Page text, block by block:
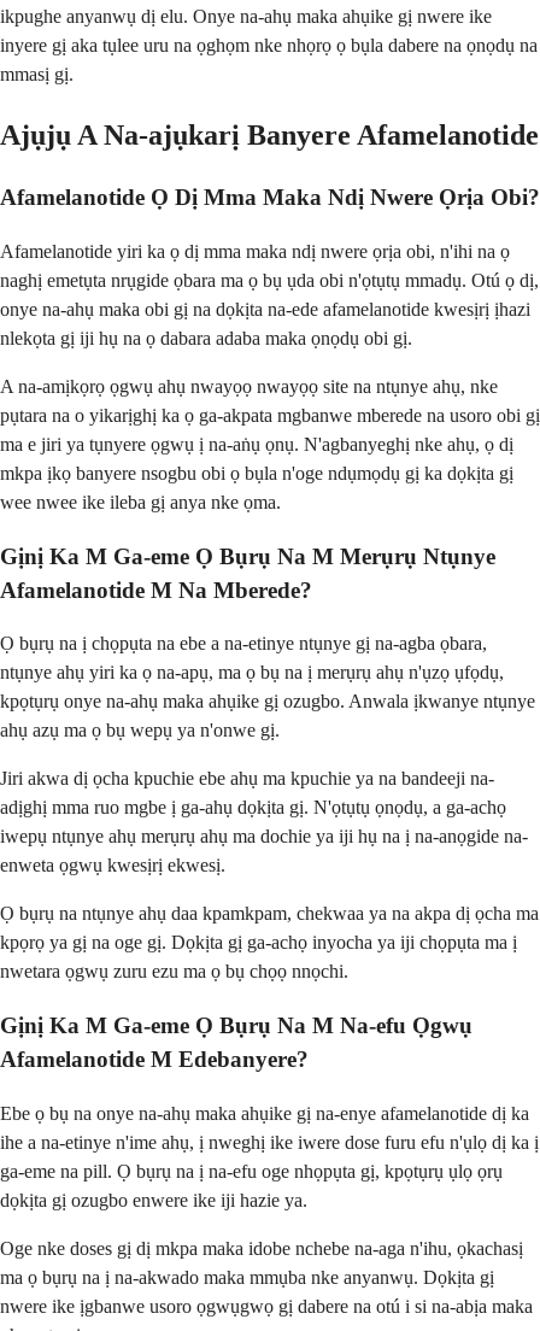
ikpughe anyanwụ dị elu. Onye na-ahụ maka ahụike gị nwere ike
inyere gị aka tụlee uru na ọghọm nke nhọrọ ọ bụla dabere na ọnọdụ na
mmasị gị.
Ajụjụ A Na-ajụkarị Banyere Afamelanotide
Afamelanotide Ọ Dị Mma Maka Ndị Nwere Ọrịa Obi?
Afamelanotide yiri ka ọ dị mma maka ndị nwere ọrịa obi, n'ihi na ọ
naghị emetụta nrụgide ọbara ma ọ bụ ụda obi n'ọtụtụ mmadụ. Otú ọ dị,
onye na-ahụ maka obi gị na dọkịta na-ede afamelanotide kwesịrị ịhazi
nlekọta gị iji hụ na ọ dabara adaba maka ọnọdụ obi gị.
A na-amịkọrọ ọgwụ ahụ nwayọọ nwayọọ site na ntụnye ahụ, nke
pụtara na o yikarịghị ka ọ ga-akpata mgbanwe mberede na usoro obi gị
ma e jiri ya tụnyere ọgwụ ị na-aṅụ ọnụ. N'agbanyeghị nke ahụ, ọ dị
mkpa ịkọ banyere nsogbu obi ọ bụla n'oge ndụmọdụ gị ka dọkịta gị
wee nwee ike ileba gị anya nke ọma.
Gịnị Ka M Ga-eme Ọ Bụrụ Na M Merụrụ Ntụnye
Afamelanotide M Na Mberede?
Ọ bụrụ na ị chọpụta na ebe a na-etinye ntụnye gị na-agba ọbara,
ntụnye ahụ yiri ka ọ na-apụ, ma ọ bụ na ị merụrụ ahụ n'ụzọ ụfọdụ,
kpọtụrụ onye na-ahụ maka ahụike gị ozugbo. Anwala ịkwanye ntụnye
ahụ azụ ma ọ bụ wepụ ya n'onwe gị.
Jiri akwa dị ọcha kpuchie ebe ahụ ma kpuchie ya na bandeeji na-
adịghị mma ruo mgbe ị ga-ahụ dọkịta gị. N'ọtụtụ ọnọdụ, a ga-achọ
iwepụ ntụnye ahụ merụrụ ahụ ma dochie ya iji hụ na ị na-anọgide na-
enweta ọgwụ kwesịrị ekwesị.
Ọ bụrụ na ntụnye ahụ daa kpamkpam, chekwaa ya na akpa dị ọcha ma
kpọrọ ya gị na oge gị. Dọkịta gị ga-achọ inyocha ya iji chọpụta ma ị
nwetara ọgwụ zuru ezu ma ọ bụ chọọ nnọchi.
Gịnị Ka M Ga-eme Ọ Bụrụ Na M Na-efu Ọgwụ
Afamelanotide M Edebanyere?
Ebe ọ bụ na onye na-ahụ maka ahụike gị na-enye afamelanotide dị ka
ihe a na-etinye n'ime ahụ, ị ​​nweghị ike iwere dose furu efu n'ụlọ dị ka ị
ga-eme na pill. Ọ bụrụ na ị na-efu oge nhọpụta gị, kpọtụrụ ụlọ ọrụ
dọkịta gị ozugbo enwere ike iji hazie ya.
Oge nke doses gị dị mkpa maka idobe nchebe na-aga n'ihu, ọkachasị
ma ọ bụrụ na ị na-akwado maka mmụba nke anyanwụ. Dọkịta gị
nwere ike ịgbanwe usoro ọgwụgwọ gị dabere na otú i si na-abịa maka